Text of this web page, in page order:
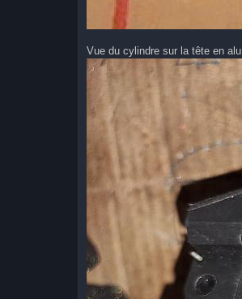
Vue du cylindre sur la tête en alu